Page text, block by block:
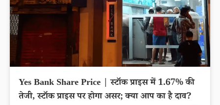
Yes Bank Share Price | स्टॉक प्राइस में 1.67% की
तेजी, स्टॉक प्राइस पर होगा असर; क्या आप का है दाव?